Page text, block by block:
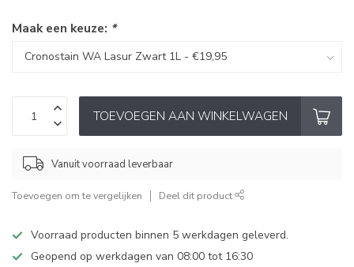
Maak een keuze: *
TOEVOEGEN AAN WINKELWAGEN
Vanuit voorraad leverbaar
Toevoegen om te vergelijken Deel dit product
Voorraad producten binnen 5 werkdagen geleverd.
Geopend op werkdagen van 08:00 tot 16:30